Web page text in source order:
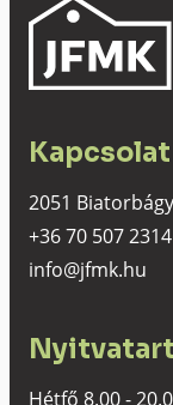
Kapcsolat
2051
+36 70 507 2314
info@jfmk.hu
Hétfő 8.00 -